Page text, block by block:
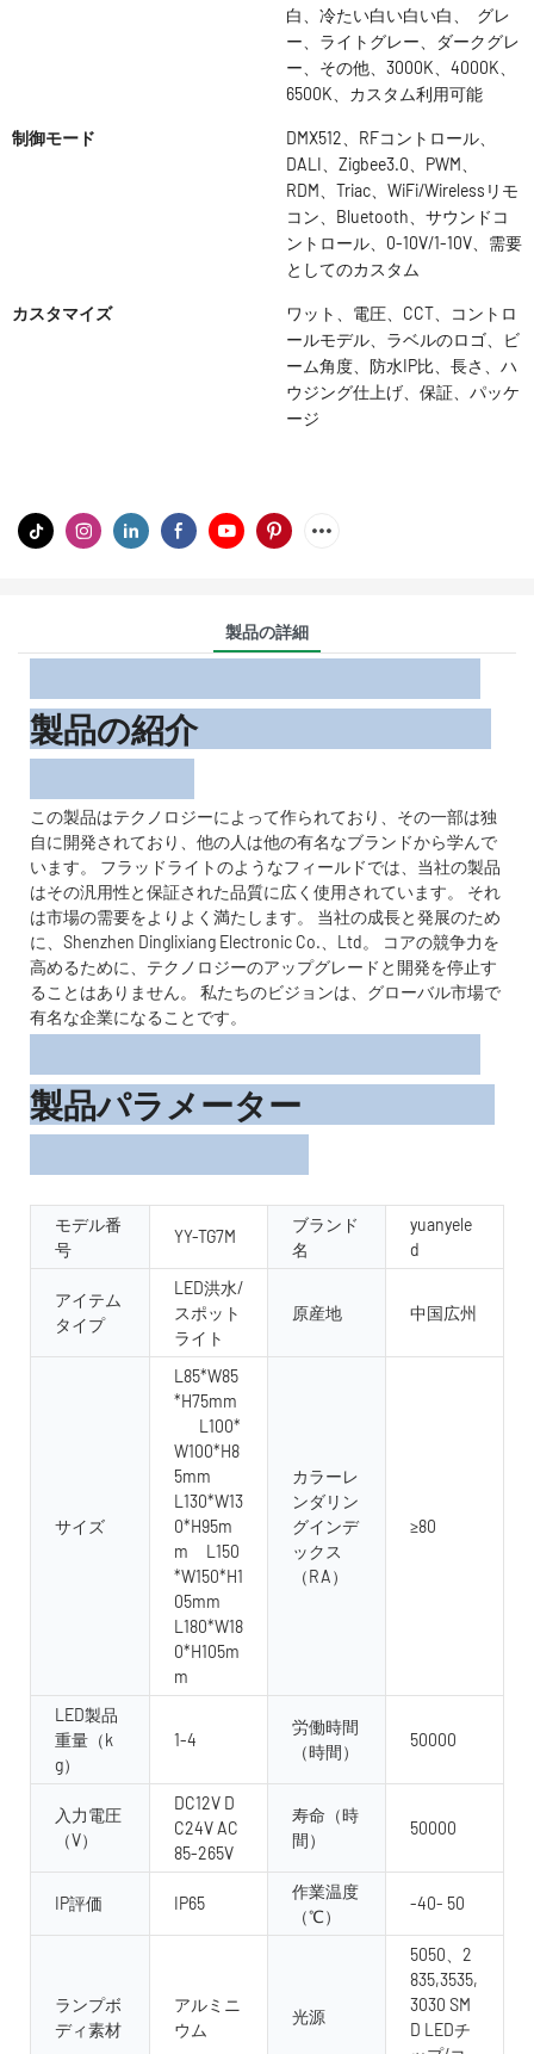
白、冷たい白い白い白、 グレ
ー、ライトグレー、ダークグレ
ー、その他、3000K、4000K、
6500K、カスタム利用可能
制御モード
DMX512、RFコントロール、
DALI、Zigbee3.0、PWM、
RDM、Triac、WiFi/Wirelessリモ
コン、Bluetooth、サウンドコ
ントロール、0-10V/1-10V、需要
としてのカスタム
カスタマイズ
ワット、電圧、CCT、コントロ
ールモデル、ラベルのロゴ、ビ
ーム角度、防水IP比、長さ、ハ
ウジング仕上げ、保証、パッケ
ージ
製品の詳細
製品の紹介
この製品はテクノロジーによって作られており、その一部は独
自に開発されており、他の人は他の有名なブランドから学んで
います。 フラッドライトのようなフィールドでは、当社の製品
はその汎用性と保証された品質に広く使用されています。 それ
は市場の需要をよりよく満たします。 当社の成長と発展のため
に、Shenzhen Dinglixiang Electronic Co.、Ltd。 コアの競争力を
高めるために、テクノロジーのアップグレードと開発を停止す
ることはありません。 私たちのビジョンは、グローバル市場で
有名な企業になることです。
製品パラメーター
モデル番
号
YY-TG7M
ブランド
名
yuanyele
d
アイテム
タイプ
LED洪水/
スポット
ライト
原産地 中国広州
サイズ
L85*W85
*H75mm
L100*
W100*H8
5mm
L130*W13
0*H95m
m L150
*W150*H1
05mm
L180*W18
0*H​​105m
m
カラーレ
ンダリン
グインデ
ックス
（RA）
≥80
LED製品
重量（k
g）
1-4
労働時間
（時間）
50000
入力電圧
（V）
DC12V D
C24V AC
85-265V
寿命（時
間）
50000
IP評価 IP65
作業温度
（℃）
-40- 50
ランプボ
ディ素材
アルミニ
ウム
光源
5050、2
835,3535,
3030 SM
D LEDチ